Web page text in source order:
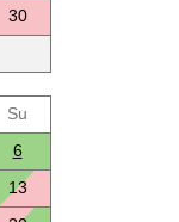
30
Su
6
13